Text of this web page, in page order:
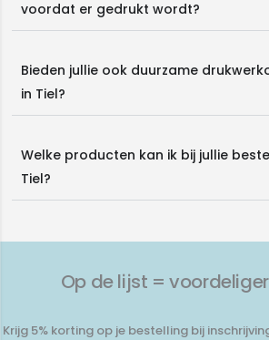
voordat er gedrukt wordt?
Bieden jullie ook duurzame
in Tiel?
Welke producten kan ik bij jullie
Tiel?
Op de lijst =
Krijg 5% korting op je bestelling bij